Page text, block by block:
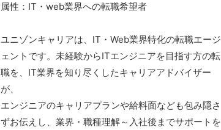
属性：IT・web業界への転職希望者
ユニゾンキャリアは、IT・Web業界特化の転職エージ
ェントです。未経験からITエンジニアを目指す方の転
職を、IT業界を知り尽くしたキャリアアドバイザー
が、
エンジニアのキャリアプランや給料面なども包み隠さ
ずお伝えし、業界・職種理解～入社後までサポートを